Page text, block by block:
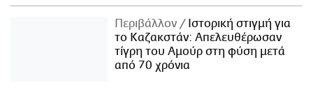
Περιβάλλον
Ιστορική στιγμή για
το Καζακστάν: Απελευθέρωσαν
τίγρη του Αμούρ στη φύση μετά
από 70 χρόνια